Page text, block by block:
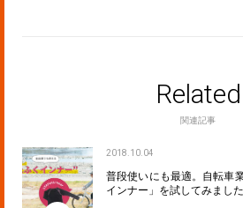
Related
関連記事
2018.10.04
普段使いにも最適。自転車
インナー」を試してみました